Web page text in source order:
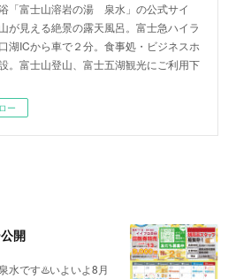
「富士山溶岩の湯 泉水」の公式サイ
が見える絶景の露天風呂。富士急ハイラ
湖ICから車で２分。食事処・ビジネスホ
。富士山登山、富士五湖観光にご利用下
ー
開
水です♨️いよいよ8月